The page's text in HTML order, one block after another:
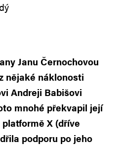
Janu Černochovou
nějaké náklonosti
Andreji Babišovi
mnohé překvapil její
X (dříve
podporu po jeho